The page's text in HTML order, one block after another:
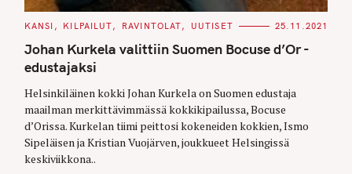
C
T
E
G
O
I
E
S
KANSI KILPAILUT RAVINTOLAT UUTISET 25.11.2021
Johan Kurkela valittiin Suomen Bocuse d’Or -
edustajaksi
Helsinkiläinen kokki Johan Kurkela on Suomen edustaja
maailman merkittävimmässä kokkikipailussa, Bocuse
d’Orissa. Kurkelan tiimi peittosi kokeneiden kokkien, Ismo
Sipeläisen ja Kristian Vuojärven, joukkueet Helsingissä
keskiviikkona..